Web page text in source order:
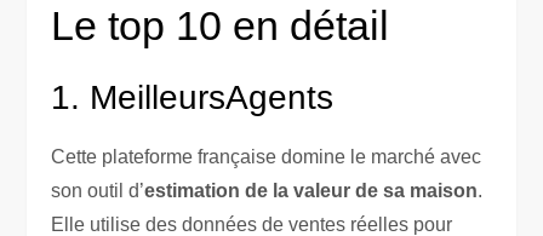
Le top 10 en détail
1. MeilleursAgents
Cette plateforme française domine le marché avec
son outil d’estimation de la valeur de sa maison.
Elle utilise des données de ventes réelles pour